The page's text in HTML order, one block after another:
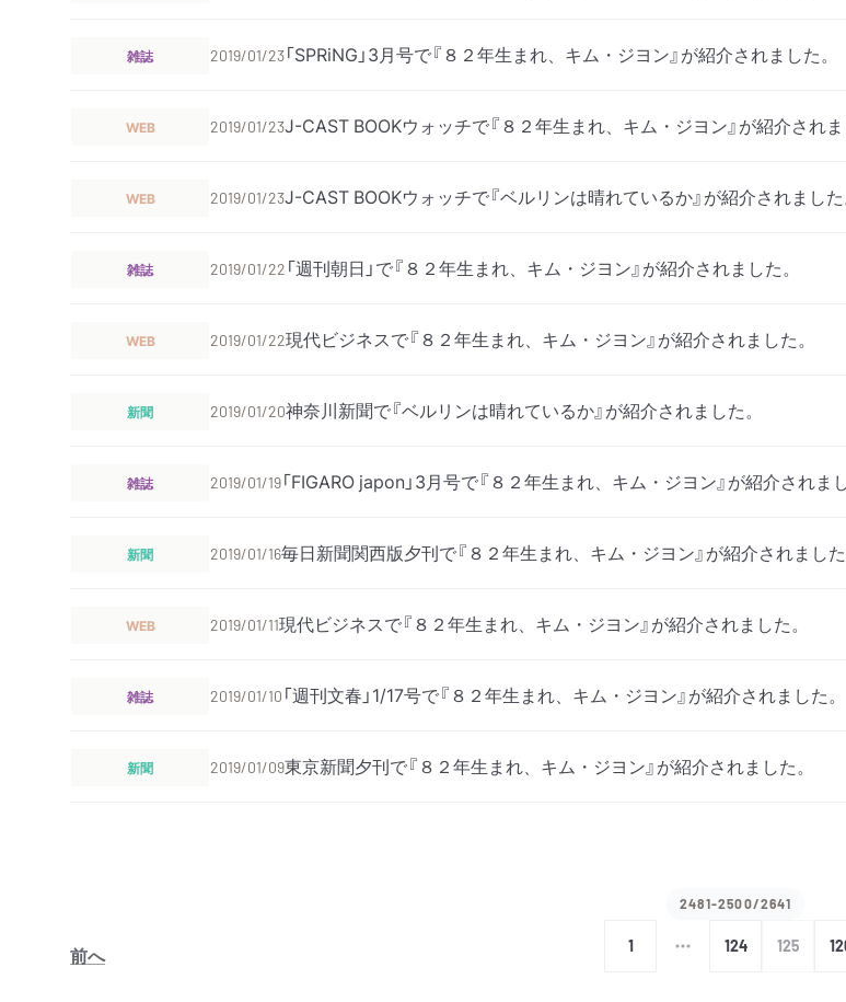
雑誌 2019/01/23「SPRiNG」3月号で『８２年生まれ、キム・ジヨン』が紹介されました。
WEB 2019/01/23J-CAST BOOKウォッチで『８２年生まれ、キム・ジヨン』が紹介されま
WEB 2019/01/23J-CAST BOOKウォッチで『ベルリンは晴れているか』が紹介されました
雑誌 2019/01/22 「週刊朝日」で『８２年生まれ、キム・ジヨン』が紹介されました。
WEB 2019/01/22現代ビジネスで『８２年生まれ、キム・ジヨン』が紹介されました。
新聞 2019/01/20神奈川新聞で『ベルリンは晴れているか』が紹介されました。
雑誌 2019/01/19「FIGARO japon」3月号で『８２年生まれ、キム・ジヨン』が紹介されまし
新聞 2019/01/16毎日新聞関西版夕刊で『８２年生まれ、キム・ジヨン』が紹介されました
WEB 2019/01/11現代ビジネスで『８２年生まれ、キム・ジヨン』が紹介されました。
雑誌 2019/01/10 「週刊文春」1/17号で『８２年生まれ、キム・ジヨン』が紹介されました。
新聞 2019/01/09東京新聞夕刊で『８２年生まれ、キム・ジヨン』が紹介されました。
前へ
2481-2500/2641
1 124 125